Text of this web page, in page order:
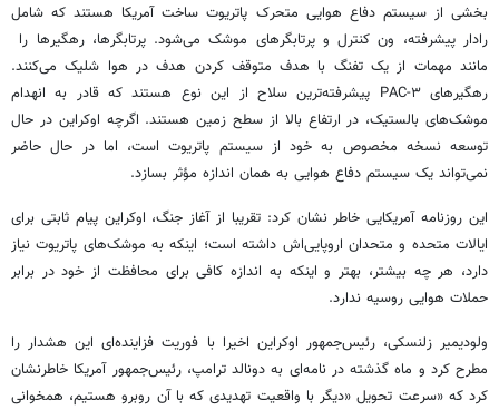
بخشی از سیستم دفاع هوایی متحرک پاتریوت ساخت آمریکا هستند که شامل
رادار پیشرفته، ون کنترل و پرتابگرهای موشک می‌شود. پرتابگرها، رهگیرها را
مانند مهمات از یک تفنگ با هدف متوقف کردن هدف در هوا شلیک می‌کنند.
رهگیرهای PAC-۳ پیشرفته‌ترین سلاح از این نوع هستند که قادر به انهدام
موشک‌های بالستیک، در ارتفاع بالا از سطح زمین هستند. اگرچه اوکراین در حال
توسعه نسخه مخصوص به خود از سیستم پاتریوت است، اما در حال حاضر
نمی‌تواند یک سیستم دفاع هوایی به همان اندازه مؤثر بسازد.
این روزنامه آمریکایی خاطر نشان کرد: تقریبا از آغاز جنگ، اوکراین پیام ثابتی برای
ایالات متحده و متحدان اروپایی‌اش داشته است؛ اینکه به موشک‌های پاتریوت نیاز
دارد، هر چه بیشتر، بهتر و اینکه به اندازه کافی برای محافظت از خود در برابر
حملات هوایی روسیه ندارد.
ولودیمیر زلنسکی، رئیس‌جمهور اوکراین اخیرا با فوریت فزاینده‌ای این هشدار را
مطرح کرد و ماه گذشته در نامه‌ای به دونالد ترامپ، رئیس‌جمهور آمریکا خاطرنشان
کرد که «سرعت تحویل «دیگر با واقعیت تهدیدی که با آن روبرو هستیم، همخوانی